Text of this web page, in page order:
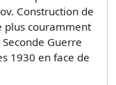
Construction de
plus couramment
Guerre
1930 en face de